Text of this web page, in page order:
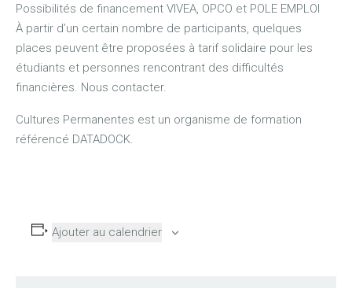
Possibilités de financement VIVEA, OPCO et POLE EMPLOI
À partir d’un certain nombre de participants, quelques
places peuvent être proposées à tarif solidaire pour les
étudiants et personnes rencontrant des difficultés
financières. Nous contacter.
Cultures Permanentes est un organisme de formation
référencé DATADOCK.
Ajouter au calendrier